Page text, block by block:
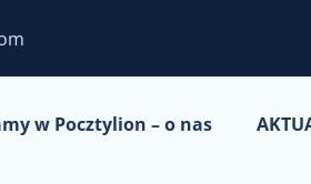
w Pocztylion – o nas